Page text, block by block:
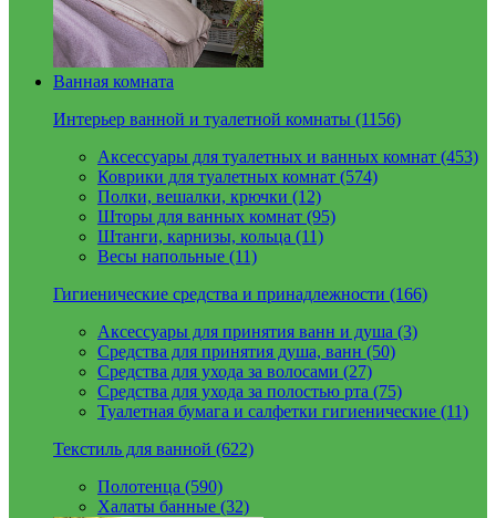
Ванная комната
Интерьер ванной и туалетной комнаты (1156)
Аксессуары для туалетных и ванных комнат (453)
Коврики для туалетных комнат (574)
Полки, вешалки, крючки (12)
Шторы для ванных комнат (95)
Штанги, карнизы, кольца (11)
Весы напольные (11)
Гигиенические средства и принадлежности (166)
Аксессуары для принятия ванн и душа (3)
Средства для принятия душа, ванн (50)
Средства для ухода за волосами (27)
Средства для ухода за полостью рта (75)
Туалетная бумага и салфетки гигиенические (11)
Текстиль для ванной (622)
Полотенца (590)
Халаты банные (32)